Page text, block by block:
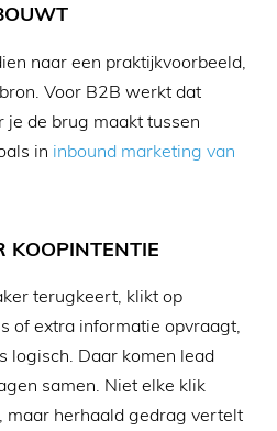
naar een praktijkvoorbeeld,
Voor B2B werkt dat
de brug maakt tussen
in inbound marketing van
KOOPINTENTIE
terugkeert, klikt op
of extra informatie opvraagt,
logisch. Daar komen lead
samen. Niet elke klik
maar herhaald gedrag vertelt